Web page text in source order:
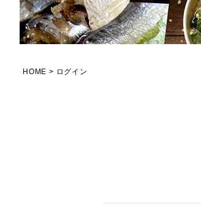
HOME ログイン